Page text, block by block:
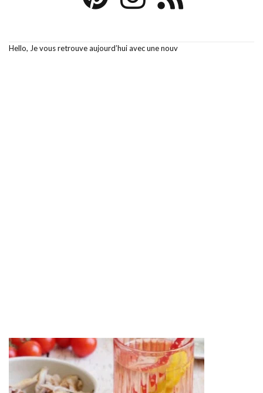
Hello, Je vous retrouve aujourd’hui avec une nouv